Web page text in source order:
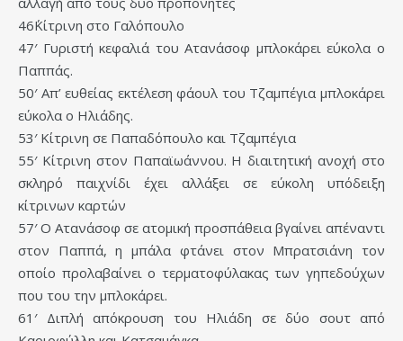
46΄Κίτρινη στο Γαλόπουλο
47′ Γυριστή κεφαλιά του Ατανάσοφ μπλοκάρει εύκολα ο
Παππάς.
50′ Απ’ ευθείας εκτέλεση φάουλ του Τζαμπέγια μπλοκάρει
εύκολα ο Ηλιάδης.
53′ Κίτρινη σε Παπαδόπουλο και Τζαμπέγια
55′ Κίτρινη στον Παπαϊωάννου. Η διαιτητική ανοχή στο
σκληρό παιχνίδι έχει αλλάξει σε εύκολη υπόδειξη
κίτρινων καρτών
57′ Ο Ατανάσοφ σε ατομική προσπάθεια βγαίνει απέναντι
στον Παππά, η μπάλα φτάνει στον Μπρατσιάνη τον
οποίο προλαβαίνει ο τερματοφύλακας των γηπεδούχων
που του την μπλοκάρει.
61′ Διπλή απόκρουση του Ηλιάδη σε δύο σουτ από